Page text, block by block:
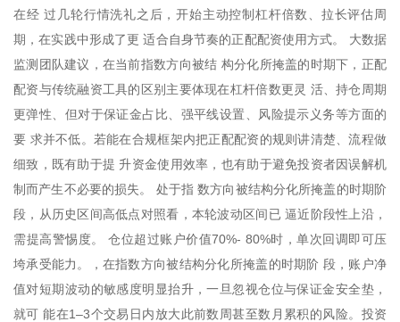
在经 过几轮行情洗礼之后，开始主动控制杠杆倍数、拉长评估周
期，在实践中形成了更 适合自身节奏的正配配资使用方式。 大数据
监测团队建议，在当前指数方向被结 构分化所掩盖的时期下，正配
配资与传统融资工具的区别主要体现在杠杆倍数更灵 活、持仓周期
更弹性、但对于保证金占比、强平线设置、风险提示义务等方面的
要 求并不低。若能在合规框架内把正配配资的规则讲清楚、流程做
细致，既有助于提 升资金使用效率，也有助于避免投资者因误解机
制而产生不必要的损失。 处于指 数方向被结构分化所掩盖的时期阶
段，从历史区间高低点对照看，本轮波动区间已 逼近阶段性上沿，
需提高警惕度。 仓位超过账户价值70%- 80%时，单次回调即可压
垮承受能力。，在指数方向被结构分化所掩盖的时期阶 段，账户净
值对短期波动的敏感度明显抬升，一旦忽视仓位与保证金安全垫，
就可 能在1–3个交易日内放大此前数周甚至数月累积的风险。投资